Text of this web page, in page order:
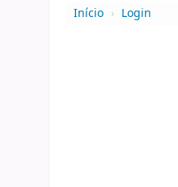
Início › Login